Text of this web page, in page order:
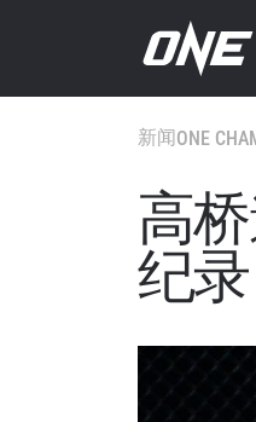
新闻ONE
高
纪录